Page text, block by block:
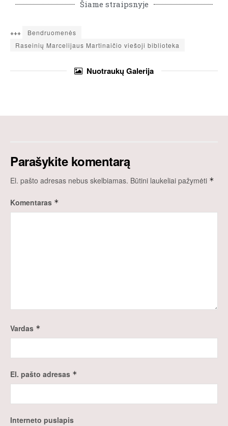
Šiame straipsnyje
+++
Bendruomenės
Raseinių Marcelijaus Martinaičio viešoji biblioteka
NuotraukųGalerija
Parašykite komentarą
El. pašto adresas nebus skelbiamas. Būtini laukeliai pažymėti *
Komentaras *
Vardas *
El. pašto adresas *
Interneto puslapis